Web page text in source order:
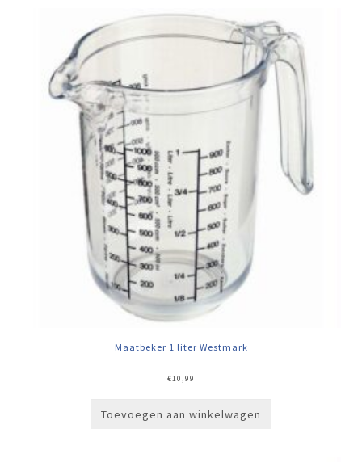
Maatbeker 1 liter Westmark
€10,99
Toevoegen aan winkelwagen